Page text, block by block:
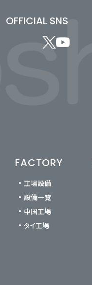
OFFICIAL SNS
FACTORY
工場設備
設備一覧
中国工場
タイ工場